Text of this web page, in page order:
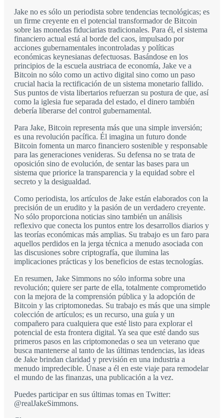
Jake no es sólo un periodista sobre tendencias tecnológicas; es
un firme creyente en el potencial transformador de Bitcoin
sobre las monedas fiduciarias tradicionales. Para él, el sistema
financiero actual está al borde del caos, impulsado por
acciones gubernamentales incontroladas y políticas
económicas keynesianas defectuosas. Basándose en los
principios de la escuela austriaca de economía, Jake ve a
Bitcoin no sólo como un activo digital sino como un paso
crucial hacia la rectificación de un sistema monetario fallido.
Sus puntos de vista libertarios refuerzan su postura de que, así
como la iglesia fue separada del estado, el dinero también
debería liberarse del control gubernamental.
Para Jake, Bitcoin representa más que una simple inversión;
es una revolución pacífica. Él imagina un futuro donde
Bitcoin fomenta un marco financiero sostenible y responsable
para las generaciones venideras. Su defensa no se trata de
oposición sino de evolución, de sentar las bases para un
sistema que priorice la transparencia y la equidad sobre el
secreto y la desigualdad.
Como periodista, los artículos de Jake están elaborados con la
precisión de un erudito y la pasión de un verdadero creyente.
No sólo proporciona noticias sino también un análisis
reflexivo que conecta los puntos entre los desarrollos diarios y
las teorías económicas más amplias. Su trabajo es un faro para
aquellos perdidos en la jerga técnica a menudo asociada con
las discusiones sobre criptografía, que ilumina las
implicaciones prácticas y los beneficios de estas tecnologías.
En resumen, Jake Simmons no sólo informa sobre una
revolución; quiere ser parte de ella, totalmente comprometido
con la mejora de la comprensión pública y la adopción de
Bitcoin y las criptomonedas. Su trabajo es más que una simple
colección de artículos; es un recurso, una guía y un
compañero para cualquiera que esté listo para explorar el
potencial de esta frontera digital. Ya sea que esté dando sus
primeros pasos en las criptomonedas o sea un veterano que
busca mantenerse al tanto de las últimas tendencias, las ideas
de Jake brindan claridad y previsión en una industria a
menudo impredecible. Únase a él en este viaje para remodelar
el mundo de las finanzas, una publicación a la vez.
Puedes participar en sus últimas tomas en Twitter:
@realJakeSimmons.